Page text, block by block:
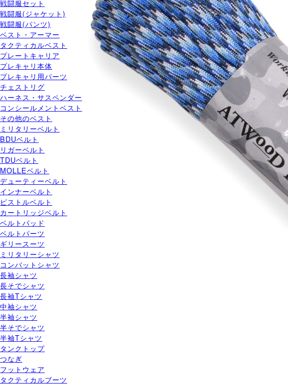
戦闘服セット
戦闘服(ジャケット)
戦闘服(パンツ)
ベスト・アーマー
タクティカルベスト
プレートキャリア
プレキャリ本体
プレキャリ用パーツ
チェストリグ
ハーネス・サスペンダー
コンシールメントベスト
その他のベスト
ミリタリーベルト
BDUベルト
リガーベルト
TDUベルト
MOLLEベルト
デューティーベルト
インナーベルト
ピストルベルト
カートリッジベルト
ベルトパッド
ベルトパーツ
ギリースーツ
ミリタリーシャツ
コンバットシャツ
長袖シャツ
長そでシャツ
長袖Tシャツ
中袖シャツ
半袖シャツ
半そでシャツ
半袖Tシャツ
タンクトップ
つなぎ
フットウェア
タクティカルブーツ